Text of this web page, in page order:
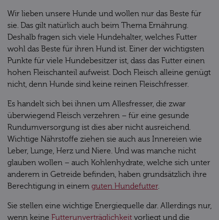
Wir lieben unsere Hunde und wollen nur das Beste für
sie. Das gilt natürlich auch beim Thema Ernährung.
Deshalb fragen sich viele Hundehalter, welches Futter
wohl das Beste für ihren Hund ist. Einer der wichtigsten
Punkte für viele Hundebesitzer ist, dass das Futter einen
hohen Fleischanteil aufweist. Doch Fleisch alleine genügt
nicht, denn Hunde sind keine reinen Fleischfresser.
Es handelt sich bei ihnen um Allesfresser, die zwar
überwiegend Fleisch verzehren – für eine gesunde
Rundumversorgung ist dies aber nicht ausreichend.
Wichtige Nährstoffe ziehen sie auch aus Innereien wie
Leber, Lunge, Herz und Niere. Und was manche nicht
glauben wollen – auch Kohlenhydrate, welche sich unter
anderem in Getreide befinden, haben grundsätzlich ihre
Berechtigung in einem guten Hundefutter.
Sie stellen eine wichtige Energiequelle dar. Allerdings nur,
wenn keine Futterunverträglichkeit vorliegt und die